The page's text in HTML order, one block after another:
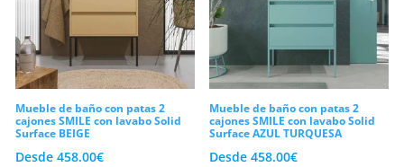
Mueble de baño con patas 2
cajones SMILE con lavabo Solid
Surface BEIGE
Desde 458.00€
Mueble de baño con patas 2
cajones SMILE con lavabo Solid
Surface AZUL TURQUESA
Desde458.00€